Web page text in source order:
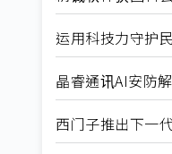
运用科技力守护
晶睿通讯AI安防
西门子推出下一